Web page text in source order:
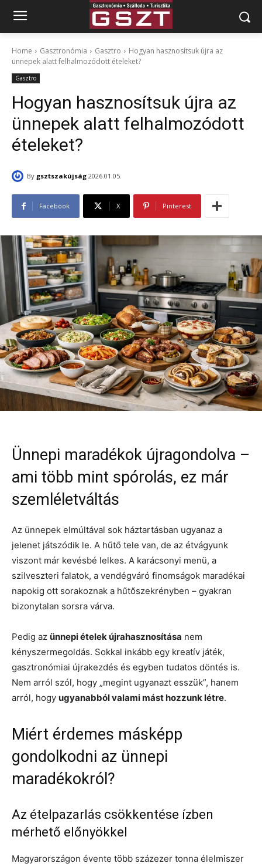
Home Gasztronómia Gasztro
Hogyan hasznosítsuk újra az
ünnepek alatt felhalmozódott ételeket?
Gasztro
Hogyan hasznosítsuk újra az
ünnepek alatt felhalmozódott
ételeket?
By gsztszakújság 2026.01.05.
Facebook X Pinterest
Ünnepi maradékok újragondolva –
ami több mint spórolás, ez már
szemléletváltás
Az ünnepek elmúltával sok háztartásban ugyanaz a
jelenet játszódik le. A hűtő tele van, de az étvágyunk
viszont már kevésbé lelkes. A karácsonyi menü, a
szilveszteri falatok, a vendégváró finomságok maradékai
napokig ott sorakoznak a hűtőszekrényben – gyakran
bizonytalan sorsra várva.
Pedig az ünnepi ételek újrahasznosítása nem
kényszermegoldás. Sokkal inkább egy kreatív játék,
gasztronómiai újrakezdés és egyben tudatos döntés is.
Nem arról szól, hogy „megint ugyanazt esszük”, hanem
arról, hogy ugyanabból valami mást hozzunk létre.
Miért érdemes másképp
gondolkodni az ünnepi
maradékokról?
Az ételpazarlás csökkentése ízben
mérhető előnyökkel
Magyarországon évente több százezer tonna élelmiszer